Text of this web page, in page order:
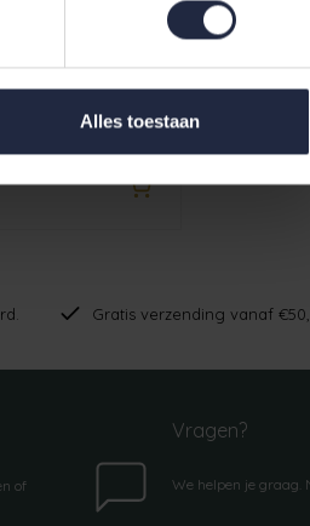
Alles toestaan
met Capuchon
Gratis verzending vanaf
of
Vragen?
We helpen je graag.